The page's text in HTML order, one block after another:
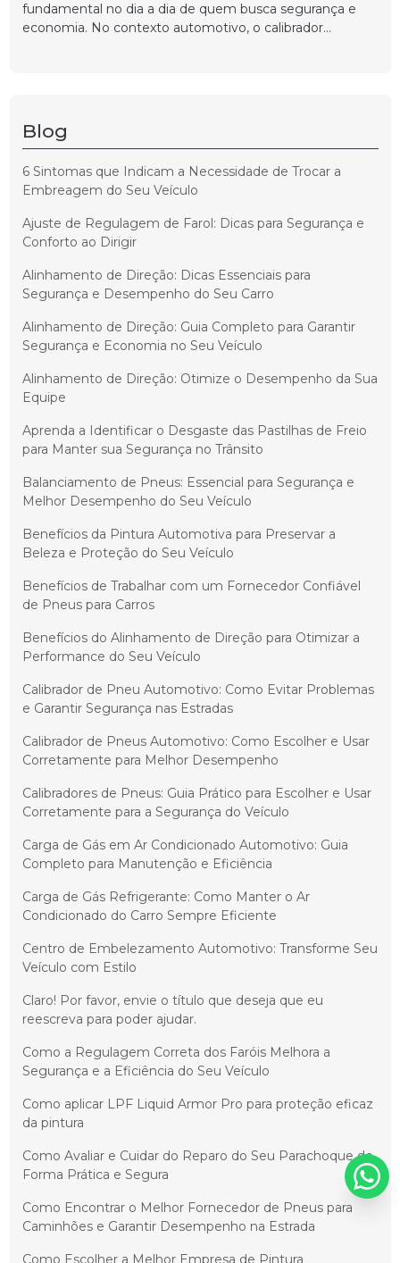
fundamental no dia a dia de quem busca segurança e
economia. No contexto automotivo, o calibrador...
Blog
6 Sintomas que Indicam a Necessidade de Trocar a
Embreagem do Seu Veículo
Ajuste de Regulagem de Farol: Dicas para Segurança e
Conforto ao Dirigir
Alinhamento de Direção: Dicas Essenciais para
Segurança e Desempenho do Seu Carro
Alinhamento de Direção: Guia Completo para Garantir
Segurança e Economia no Seu Veículo
Alinhamento de Direção: Otimize o Desempenho da Sua
Equipe
Aprenda a Identificar o Desgaste das Pastilhas de Freio
para Manter sua Segurança no Trânsito
Balanciamento de Pneus: Essencial para Segurança e
Melhor Desempenho do Seu Veículo
Benefícios da Pintura Automotiva para Preservar a
Beleza e Proteção do Seu Veículo
Benefícios de Trabalhar com um Fornecedor Confiável
de Pneus para Carros
Benefícios do Alinhamento de Direção para Otimizar a
Performance do Seu Veículo
Calibrador de Pneu Automotivo: Como Evitar Problemas
e Garantir Segurança nas Estradas
Calibrador de Pneus Automotivo: Como Escolher e Usar
Corretamente para Melhor Desempenho
Calibradores de Pneus: Guia Prático para Escolher e Usar
Corretamente para a Segurança do Veículo
Carga de Gás em Ar Condicionado Automotivo: Guia
Completo para Manutenção e Eficiência
Carga de Gás Refrigerante: Como Manter o Ar
Condicionado do Carro Sempre Eficiente
Centro de Embelezamento Automotivo: Transforme Seu
Veículo com Estilo
Claro! Por favor, envie o título que deseja que eu
reescreva para poder ajudar.
Como a Regulagem Correta dos Faróis Melhora a
Segurança e a Eficiência do Seu Veículo
Como aplicar LPF Liquid Armor Pro para proteção eficaz
da pintura
Como Avaliar e Cuidar do Reparo do Seu Parachoque de
Forma Prática e Segura
Como Encontrar o Melhor Fornecedor de Pneus para
Caminhões e Garantir Desempenho na Estrada
Como Escolher a Melhor Empresa de Pintura